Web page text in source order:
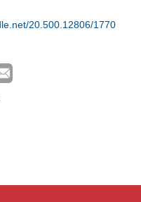
20.500.12806/1770